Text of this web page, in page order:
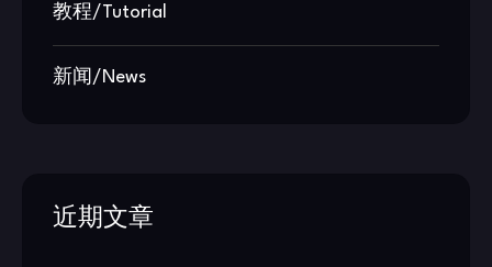
教程/Tutorial
新闻/News
近期文章